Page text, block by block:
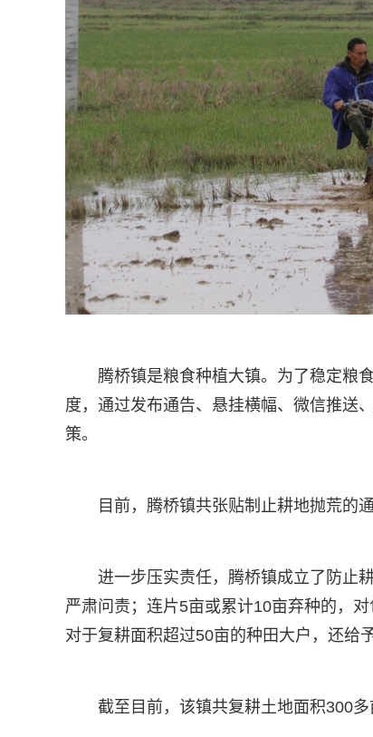
腾桥镇是粮食种植大镇。为了稳定粮
度，通过发布通告、悬挂横幅、微信推送
策。
目前，腾桥镇共张贴制止耕地抛荒的
进一步压实责任，腾桥镇成立了防止
严肃问责；连片5亩或累计10亩弃种的，
对于复耕面积超过50亩的种田大户，还给
截至目前，该镇共复耕土地面积300多